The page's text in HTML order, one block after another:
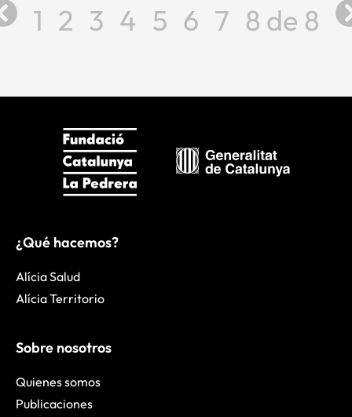
1 2 3 4 5 6 7 8 8
¿Qué hacemos?
Alícia Salud
Alícia Territorio
Sobre nosotros
Quienes somos
Publicaciones